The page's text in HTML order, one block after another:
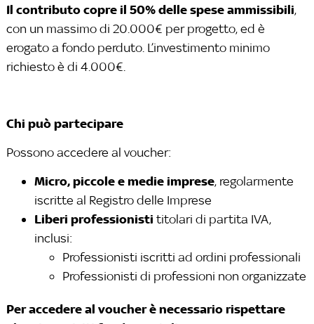
Il contributo copre il 50% delle spese ammissibili,
con un massimo di 20.000€ per progetto, ed è
erogato a fondo perduto. L’investimento minimo
richiesto è di 4.000€.
Chi può partecipare
Possono accedere al voucher:
Micro, piccole e medie imprese, regolarmente
iscritte al Registro delle Imprese
Liberi professionisti titolari di partita IVA,
inclusi:
Professionisti iscritti ad ordini professionali
Professionisti di professioni non organizzate
Per accedere al voucher è necessario rispettare